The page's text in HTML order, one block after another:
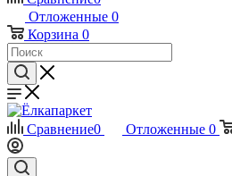
Отложенные 0
Корзина 0
Сравнение0 Отложенные 0